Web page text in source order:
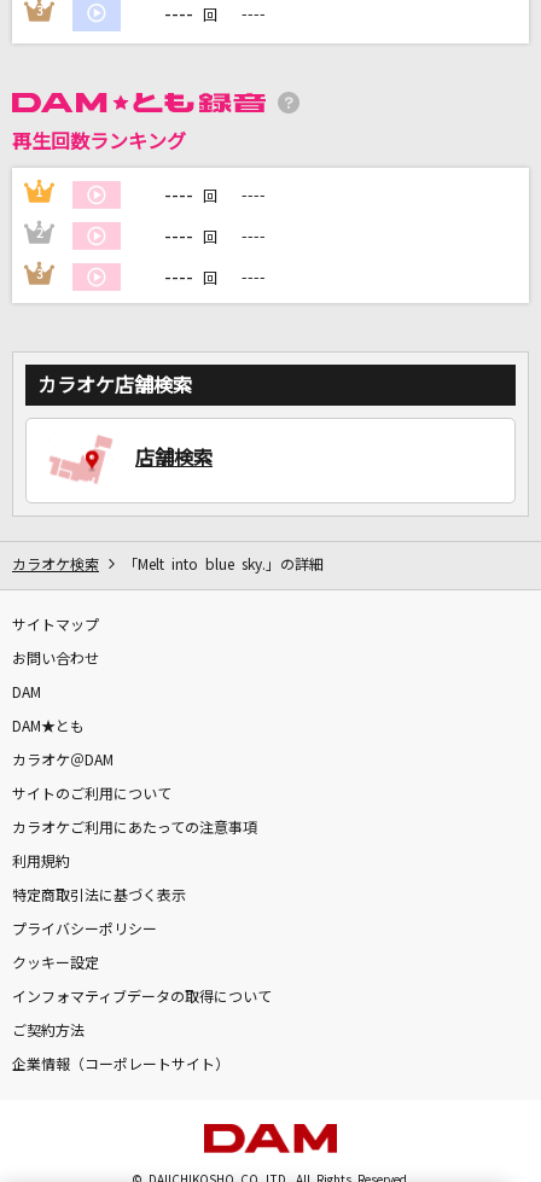
DAMの新曲・ランキングなど
DAMに会員登録・ログインして
カラオケをもっと楽しもう！
3 ---- 回 ----
再生回数ランキング
1 ---- 回 ----
2 ---- 回 ----
3 ---- 回 ----
カラオケ店舗検索
店舗検索
カラオケ検索 「Melt into blue sky.」の詳細
サイトマップ
お問い合わせ
DAM
DAM★とも
カラオケ＠DAM
サイトのご利用について
カラオケご利用にあたっての注意事項
利用規約
特定商取引法に基づく表示
プライバシーポリシー
クッキー設定
インフォマティブデータの取得について
ご契約方法
企業情報（コーポレートサイト）
© DAIICHIKOSHO CO.,LTD. All Rights Reserved.